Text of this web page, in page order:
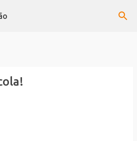
o conteúdo principal